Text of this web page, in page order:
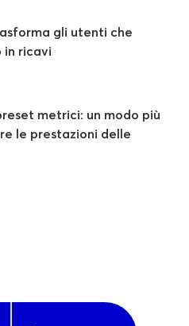
gli utenti che
in ricavi
metrici: un modo più
le prestazioni delle